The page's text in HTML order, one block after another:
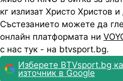
кг излизат Христо Христов
Състезанието можете да
онлайн платформата ни
с нас тук - на btvsport.bg.
Изберете BTVsport.bg
източник в Google